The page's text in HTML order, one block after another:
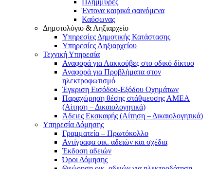
Έντονα καιρικά φαινόμενα
Καύσωνας
Δημοτολόγιο & Ληξιαρχείο
Υπηρεσίες Δημοτικής Κατάστασης
Υπηρεσίες Ληξιαρχείου
Τεχνική Υπηρεσία
Αναφορά για Λακκούβες στο οδικό δίκτυο
Αναφορά για Προβλήματα στον
ηλεκτροφωτισμό
Έγκριση Εισόδου-Εξόδου Οχημάτων
Παραχώρηση θέσης στάθμευσης ΑΜΕΑ
(Αίτηση – Δικαιολογητικά)
Άδειες Εκσκαφής (Αίτηση – Δικαιολογητικά)
Υπηρεσία Δόμησης
Γραμματεία – Πρωτόκολλο
Αντίγραφα οικ. αδειών και σχέδια
Έκδοση αδειών
Όροι Δόμησης